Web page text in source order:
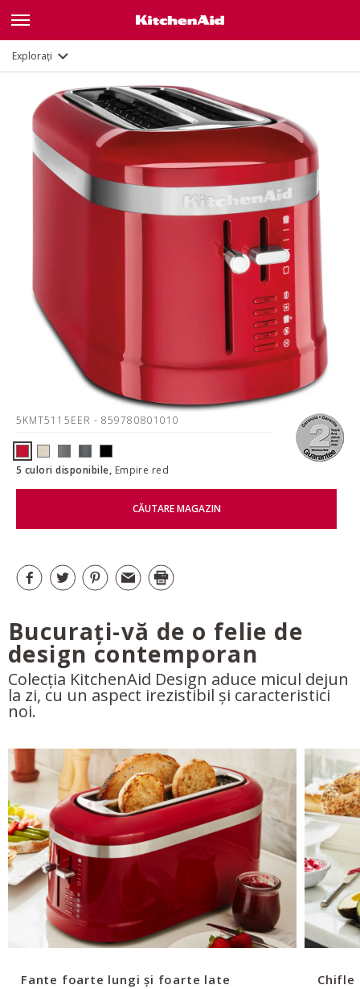
Explorați
5KMT5115EER - 859780801010
5 culori disponibile, Empire red
CĂUTARE MAGAZIN
Bucurați-vă de o felie de
design contemporan
Colecția KitchenAid Design aduce micul dejun
la zi, cu un aspect irezistibil și caracteristici
noi.
Fante foarte lungi și foarte late Chifle